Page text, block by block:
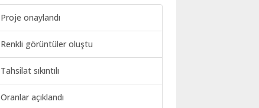
Proje onaylandı
Renkli görüntüler oluştu
Tahsilat sıkıntılı
Oranlar açıklandı